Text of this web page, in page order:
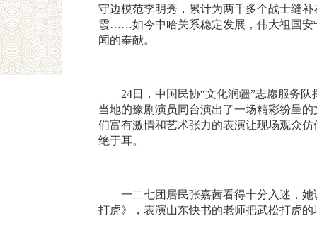
守边模范李明秀，累计为两千多个战士缝
霞……如今中哈关系稳定发展，伟大祖国安
闻的奉献。
24日，中国民协“文化润疆”志愿服务
当地的豫剧演员同台演出了一场精彩纷呈
们富有激情和艺术张力的表演让现场观众
绝于耳。
一二七团居民张嘉茜看得十分入迷，
打虎》，表演山东快书的老师把武松打虎